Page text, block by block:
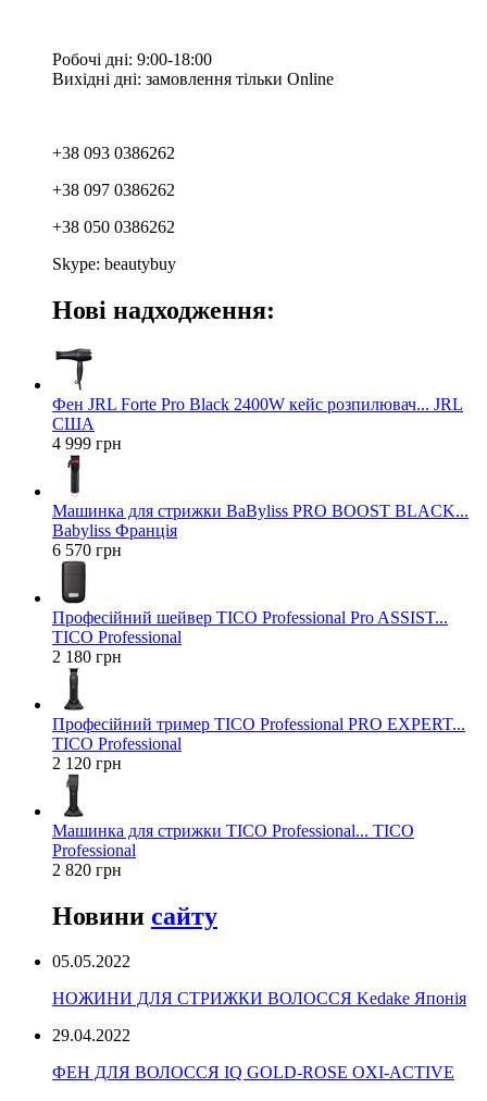
Робочі дні: 9:00-18:00
Вихідні дні: замовлення тільки Online
+38 093 0386262
+38 097 0386262
+38 050 0386262
Skype: beautybuy
Нові надходження:
Фен JRL Forte Pro Black 2400W кейс розпилювач... JRL
США
4 999 грн
Машинка для стрижки BaByliss PRO BOOST BLACK...
Babyliss Франція
6 570 грн
Професійний шейвер TICO Professional Pro ASSIST...
TICO Professional
2 180 грн
Професійний тример TICO Professional PRO EXPERT...
TICO Professional
2 120 грн
Машинка для стрижки TICO Professional... TICO
Professional
2 820 грн
Новини сайту
05.05.2022
НОЖИНИ ДЛЯ СТРИЖКИ ВОЛОССЯ Kedake Японія
29.04.2022
ФЕН ДЛЯ ВОЛОССЯ IQ GOLD-ROSE OXI-ACTIVE